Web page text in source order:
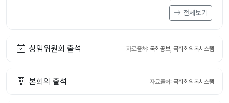
전체보기
상임위원회 출석 자료출처: 국회공보, 국회회의록시스템
본회의 출석 자료출처: 국회회의록시스템